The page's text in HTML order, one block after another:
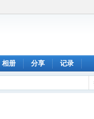
相册 分享 记录